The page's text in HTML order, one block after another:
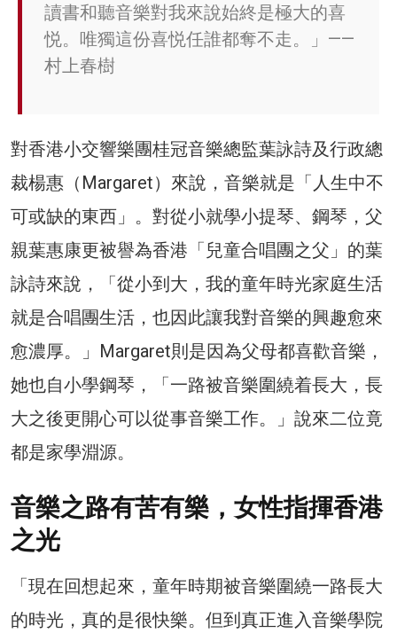
讀書和聽音樂對我來說始終是極大的喜
悦。唯獨這份喜悦任誰都奪不走。」——
村上春樹
對香港小交響樂團桂冠音樂總監葉詠詩及行政總
裁楊惠（Margaret）來說，音樂就是「人生中不
可或缺的東西」。對從小就學小提琴、鋼琴，父
親葉惠康更被譽為香港「兒童合唱團之父」的葉
詠詩來說，「從小到大，我的童年時光家庭生活
就是合唱團生活，也因此讓我對音樂的興趣愈來
愈濃厚。」Margaret則是因為父母都喜歡音樂，
她也自小學鋼琴，「一路被音樂圍繞着長大，長
大之後更開心可以從事音樂工作。」說來二位竟
都是家學淵源。
音樂之路有苦有樂，女性指揮香港
之光
「現在回想起來，童年時期被音樂圍繞一路長大
的時光，真的是很快樂。但到真正進入音樂學院